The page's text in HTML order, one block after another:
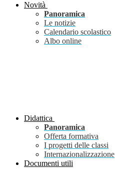
Novità
Panoramica
Le notizie
Calendario scolastico
Albo online
Didattica
Panoramica
Offerta formativa
I progetti delle classi
Internazionalizzazione
Documenti utili